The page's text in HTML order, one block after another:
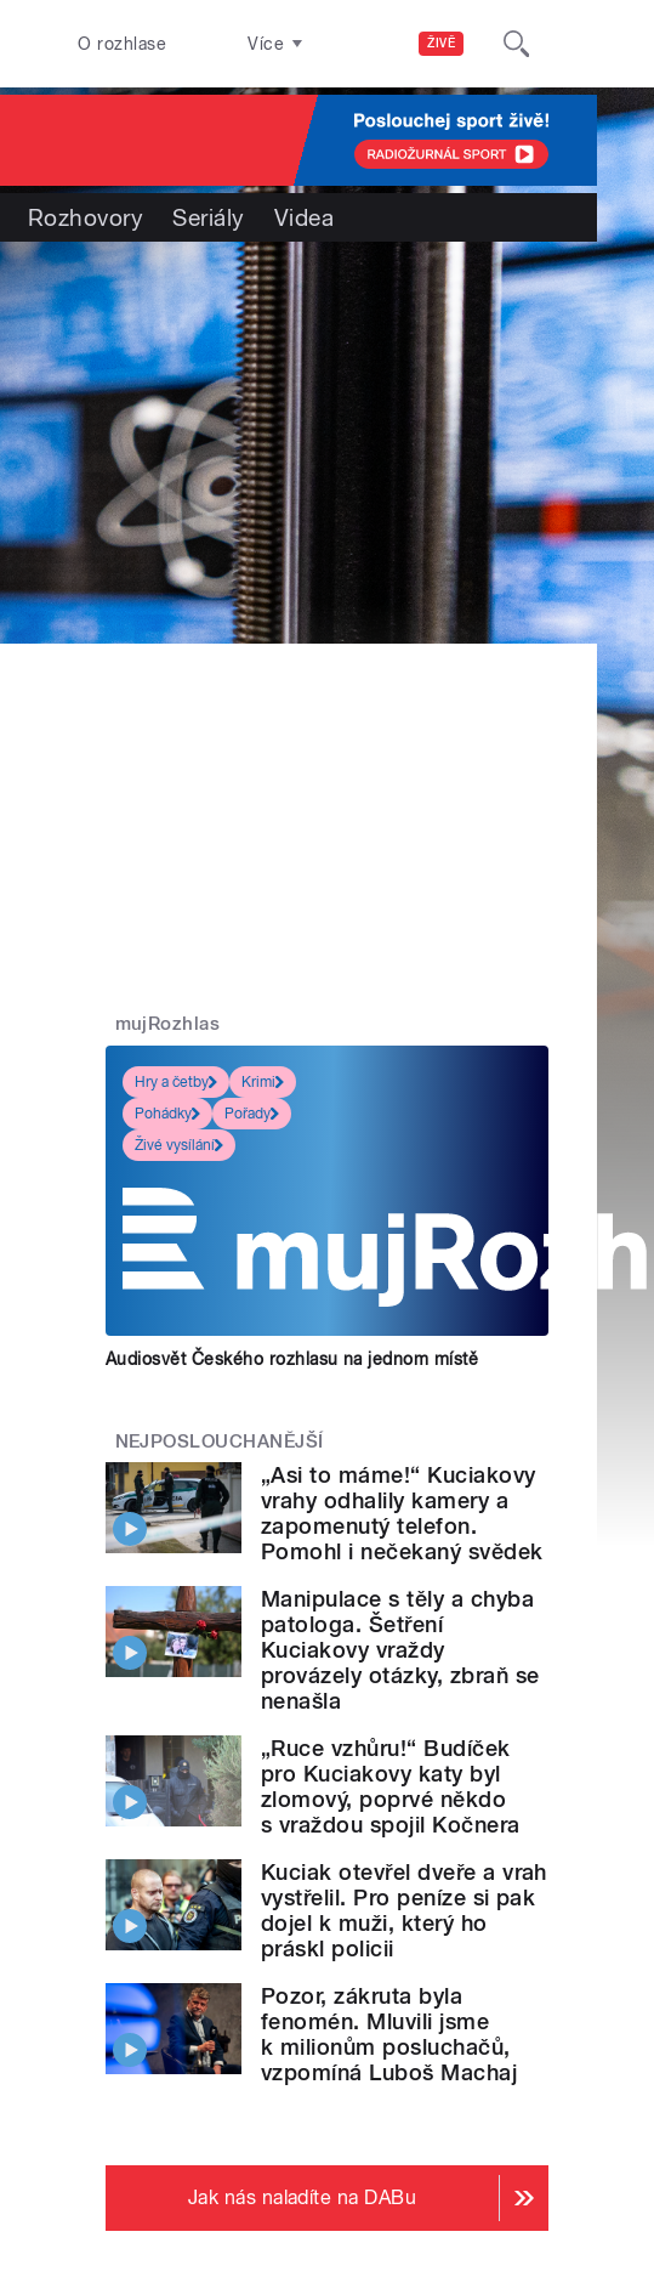
ŽIVĚ
O rozhlase Více
Rozhovory Seriály Videa
mujRozhlas
Hry a četby
Krimi
Pohádky
Pořady
Živé vysílání
Audiosvět Českého rozhlasu na jednom místě
NEJPOSLOUCHANĚJŠÍ
„Asi to máme!“ Kuciakovy
vrahy odhalily kamery a
zapomenutý telefon.
Pomohl i nečekaný svědek
Manipulace s těly a chyba
patologa. Šetření
Kuciakovy vraždy
provázely otázky, zbraň se
nenašla
„Ruce vzhůru!“ Budíček
pro Kuciakovy katy byl
zlomový, poprvé někdo
s vraždou spojil Kočnera
Kuciak otevřel dveře a vrah
vystřelil. Pro peníze si pak
dojel k muži, který ho
práskl policii
Pozor, zákruta byla
fenomén. Mluvili jsme
k milionům posluchačů,
vzpomíná Luboš Machaj
Jak nás naladíte na DABu